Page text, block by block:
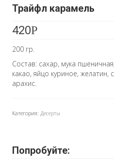
Трайфл карамель
420Р
200 гр.
Состав: сахар, мука
какао, яйцо куриное, желатин,
арахис.
Категория: Десерты
Попробуйте: